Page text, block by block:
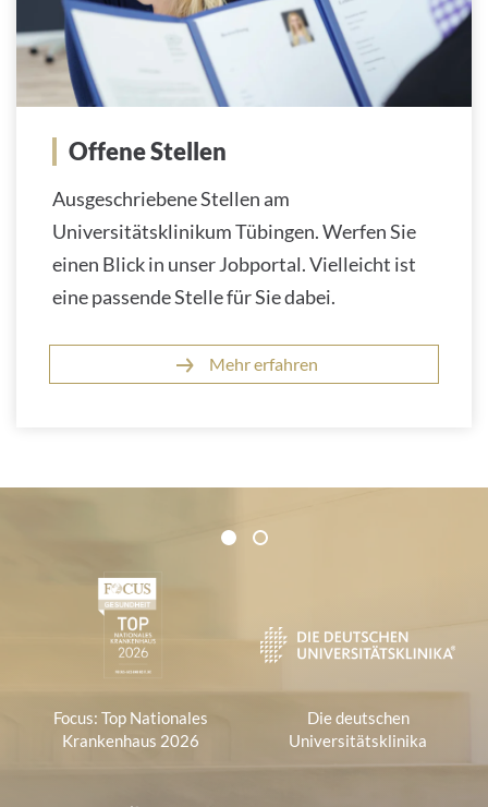
Offene Stellen
Ausgeschriebene Stellen am
Universitätsklinikum Tübingen. Werfen Sie
einen Blick in unser Jobportal. Vielleicht ist
eine passende Stelle für Sie dabei.
Mehr erfahren
Zertifikate und Verbände
1 2
Focus: Top Nationales
Krankenhaus 2026
Die deutschen
Universitätsklinika